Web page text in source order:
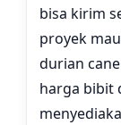
bisa kirim
proyek
durian
harga bibit